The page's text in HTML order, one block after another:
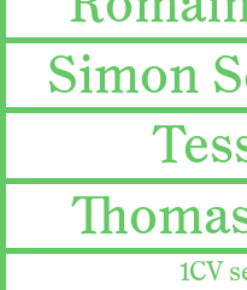
Simon
1CV